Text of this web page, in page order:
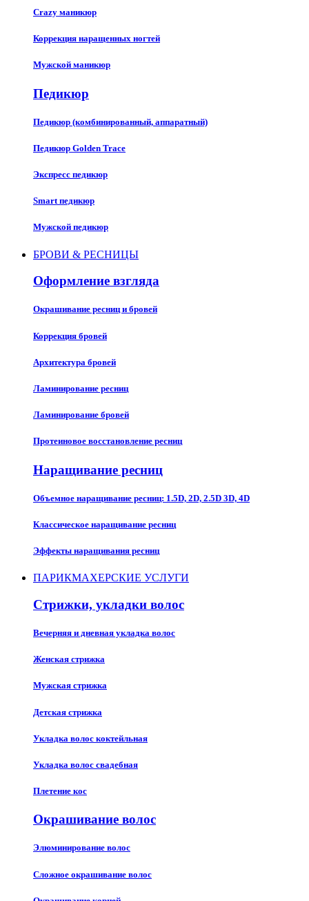
Crazy маникюр
Коррекция наращенных ногтей
Мужской маникюр
Педикюр
Педикюр (комбинированный, аппаратный)
Педикюр Golden Trace
Экспресс педикюр
Smart педикюр
Мужской педикюр
БРОВИ & РЕСНИЦЫ
Оформление взгляда
Окрашивание ресниц и бровей
Коррекция бровей
Архитектура бровей
Ламинирование ресниц
Ламинирование бровей
Протеиновое восстановление ресниц
Наращивание ресниц​
Объемное наращивание ресниц: 1.5D, 2D, 2.5D 3D, 4D
Классическое наращивание ресниц
Эффекты наращивания ресниц
ПАРИКМАХЕРСКИЕ УСЛУГИ
Стрижки, укладки волос
Вечерняя и дневная укладка волос
Женская стрижка
Мужская стрижка
Детская стрижка
Укладка волос коктейльная
Укладка волос свадебная
Плетение кос
Окрашивание волос
Элюминирование волос
Сложное окрашивание волос